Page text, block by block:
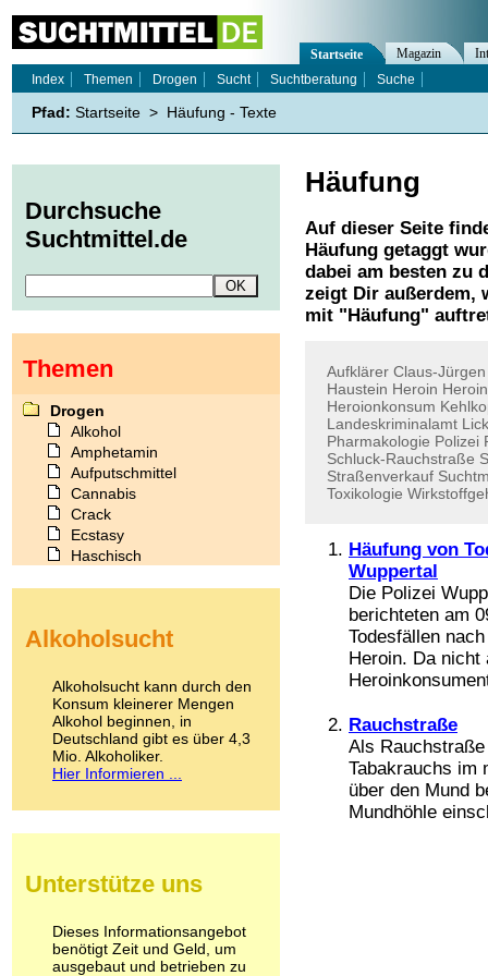
Häufung
Auf dieser Seite
Häufung getaggt
dabei am besten zu
zeigt Dir außerdem,
mit " Häufung"
Aufklärer Claus-Jürgen
Haustein Heroin
Heroionkonsum
Landeskriminalamt
Pharmakologie Polizei
Schluck-Rauchstraße
Straßenverkauf
Toxikologie
Häufung von
Wuppertal
Die Polizei
berichteten am
Todesfällen
Heroin. Da nicht
Rauchstraße
Als
Tabakrauchs im
über den Mund
Mundhöhle
Startseite Magazin
Index
Themen Drogen Sucht Suchtberatung Suche
Pfad: Startseite > Häufung - Texte
Durchsuche
Suchtmittel.de
Themen
Drogen
Alkohol
Amphetamin
Aufputschmittel
Cannabis
Crack
Ecstasy
Haschisch
Kokain
LSD
Marihuana
Medikamente
Meskalin
Metamphetamin
Methadon
Pilze
Psychopharmaka
Schlafmittel
Schmerzmittel
Alkoholsucht
Alkoholsucht kann durch den
Konsum kleinerer Mengen
Alkohol beginnen, in
Deutschland gibt es über 4,3
Mio. Alkoholiker.
Hier Informieren ...
Unterstütze uns
Dieses Informationsangebot
benötigt Zeit und Geld, um
ausgebaut und betrieben zu